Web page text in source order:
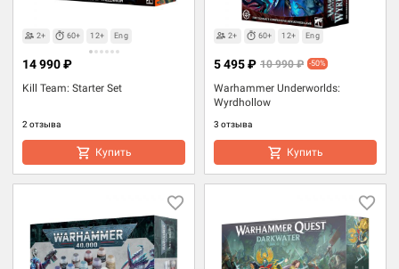
2+ 60+ 12+ Eng
Kill Team: Starter Set
2 отзыва
14 990 ₽
Купить
2+ 60+ 12+ Eng
Warhammer Underworlds:
Wyrdhollow
3 отзыва
5 495 ₽ 10 990 ₽ -50%
Купить